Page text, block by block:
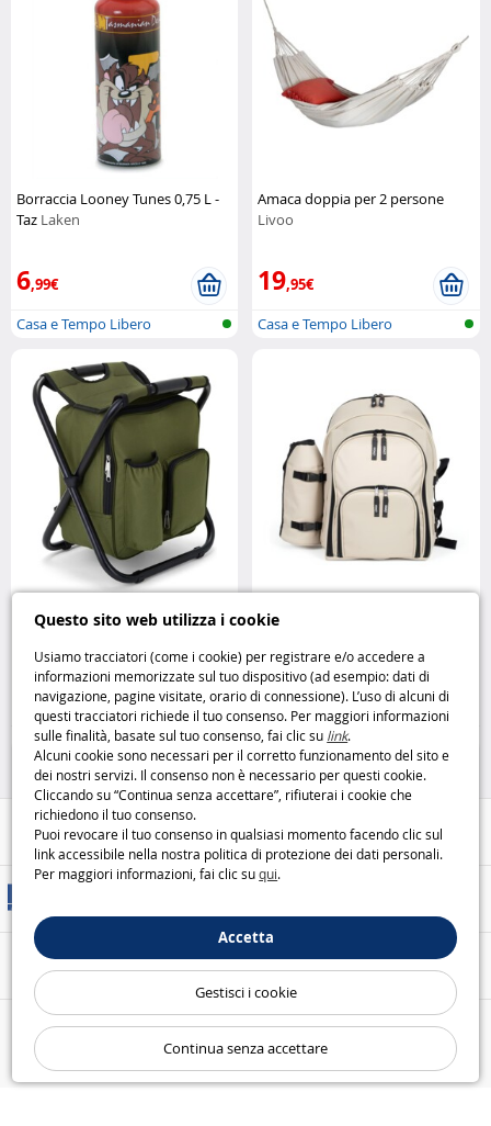
Questo sito web utilizza i cookie
Usiamo tracciatori (come i cookie) per registrare e/o accedere a
informazioni memorizzate sul tuo dispositivo (ad esempio: dati di
navigazione, pagine visitate, orario di connessione). L’uso di alcuni di
questi tracciatori richiede il tuo consenso. Per maggiori informazioni
sulle finalità, basate sul tuo consenso, fai clic su link.
Alcuni cookie sono necessari per il corretto funzionamento del sito e
dei nostri servizi. Il consenso non è necessario per questi cookie.
Cliccando su “Continua senza accettare”, rifiuterai i cookie che
richiedono il tuo consenso.
Puoi revocare il tuo consenso in qualsiasi momento facendo clic sul
link accessibile nella nostra politica di protezione dei dati personali.
Per maggiori informazioni, fai clic suqui.
Accetta
Gestisci i cookie
Continua senza accettare
Borraccia Looney Tunes 0,75 L -
Taz Laken
6,99€
Casa e Tempo Libero
Amaca doppia per 2 persone
Livoo
19,95€
Casa e Tempo Libero
Sedia zaino isotermica verde con
borsa termica
23,95€
Casa e Tempo Libero
Zaino termico da picnic Livoo
39,95€
Casa e Tempo Libero
Aiuto / Contatti
Pagamento sicuro
Le nostre garanzie